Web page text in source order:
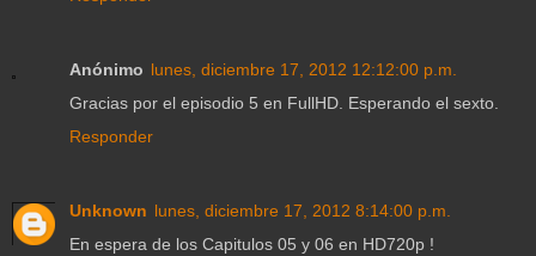
Anónimo lunes, diciembre 17, 2012 12:12:00 p.m.
Gracias por el episodio 5 en FullHD. Esperando el sexto.
Responder
Unknown lunes, diciembre 17, 2012 8:14:00 p.m.
En espera de los Capitulos 05 y 06 en HD720p !